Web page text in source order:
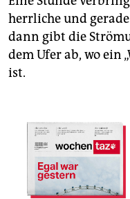
herrliche und
dann gibt die
dem Ufer ab, wo ein
ist.